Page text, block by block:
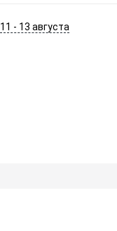
11 - 13 августа